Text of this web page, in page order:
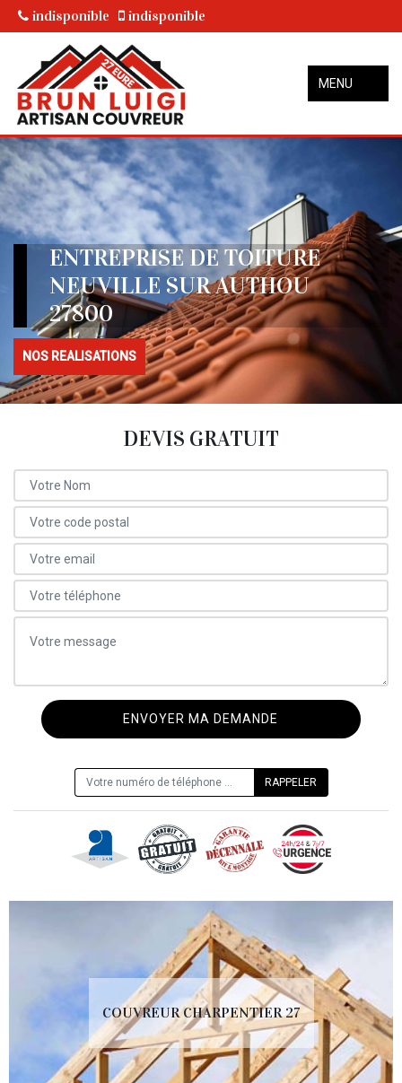
indisponible indisponible
MENU
ENTREPRISE DE TOITURE
NEUVILLE SUR AUTHOU
27800
NOS REALISATIONS
DEVIS GRATUIT
COUVREUR CHARPENTIER 27